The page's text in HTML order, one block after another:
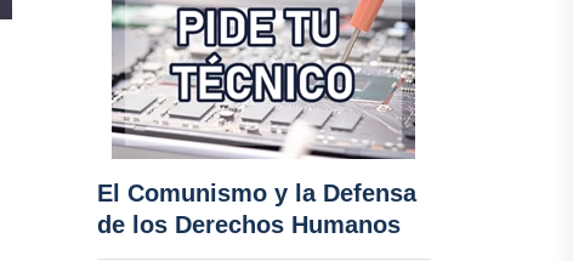
El Comunismo y la Defensa
de los Derechos Humanos